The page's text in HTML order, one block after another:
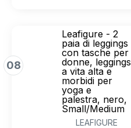
08
Leafigure - 2
paia di leggings
con tasche per
donne, leggings
a vita alta e
morbidi per
yoga e
palestra, nero,
Small/Medium
LEAFIGURE